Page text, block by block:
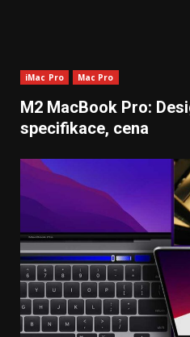
iMac Pro Mac Pro
M2 MacBook Pro:
specifikace, cena